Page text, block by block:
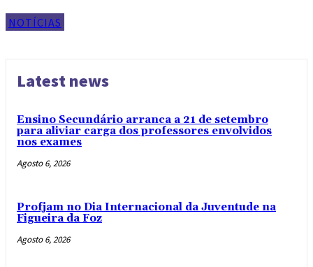
NOTÍCIAS
Latest news
Ensino Secundário arranca a 21 de setembro
para aliviar carga dos professores envolvidos
nos exames
Agosto 6, 2026
Profjam no Dia Internacional da Juventude na
Figueira da Foz
Agosto 6, 2026